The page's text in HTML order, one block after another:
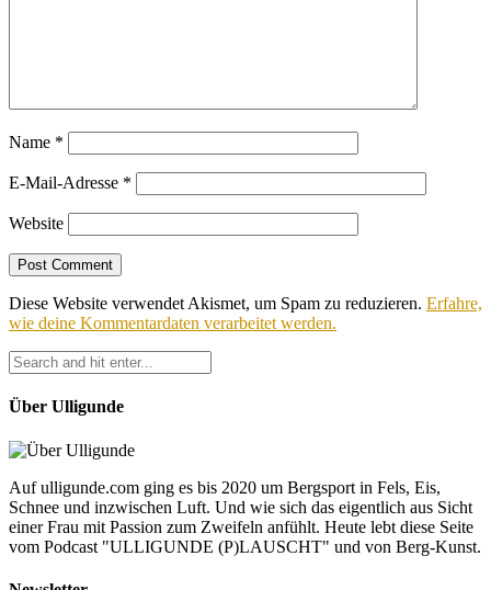
Name *
E-Mail-Adresse *
Website
Diese Website verwendet Akismet, um Spam zu reduzieren. Erfahre,
wie deine Kommentardaten verarbeitet werden.
Über Ulligunde
Auf ulligunde.com ging es bis 2020 um Bergsport in Fels, Eis,
Schnee und inzwischen Luft. Und wie sich das eigentlich aus Sicht
einer Frau mit Passion zum Zweifeln anfühlt. Heute lebt diese Seite
vom Podcast "ULLIGUNDE (P)LAUSCHT" und von Berg-Kunst.